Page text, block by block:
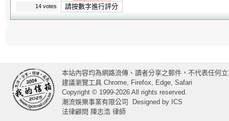
14 votes 請按數字進行評分
本站內容均為網路流傳、讀者分享之郵件，不代表任何
建議瀏覽工具 Chrome, Firefox, Edge, Safari
Copyright © 1999-2026 All rights reserved.
潮流娛樂事業有限公司
Designed by ICS
法律顧問 陳志浩 律師